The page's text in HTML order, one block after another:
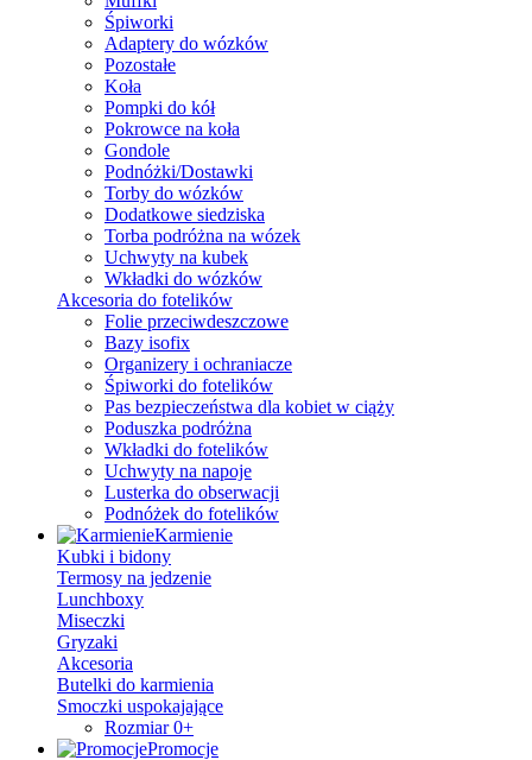
Śpiworki
Adaptery do wózków
Pozostałe
Koła
Pompki do kół
Pokrowce na koła
Gondole
Podnóżki/Dostawki
Torby do wózków
Dodatkowe siedziska
Torba podróżna na wózek
Uchwyty na kubek
Wkładki do wózków
Akcesoria do fotelików
Folie przeciwdeszczowe
Bazy isofix
Organizery i ochraniacze
Śpiworki do fotelików
Pas bezpieczeństwa dla kobiet w ciąży
Poduszka podróżna
Wkładki do fotelików
Uchwyty na napoje
Lusterka do obserwacji
Podnóżek do fotelików
Karmienie
Kubki i bidony
Termosy na jedzenie
Lunchboxy
Miseczki
Gryzaki
Akcesoria
Butelki do karmienia
Smoczki uspokajające
Rozmiar 0+
Promocje